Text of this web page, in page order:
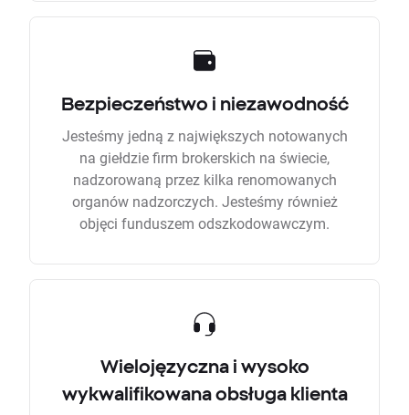
Bezpieczeństwo i niezawodność
Jesteśmy jedną z największych notowanych
na giełdzie firm brokerskich na świecie,
nadzorowaną przez kilka renomowanych
organów nadzorczych. Jesteśmy również
objęci funduszem odszkodowawczym.
Wielojęzyczna i wysoko
wykwalifikowana obsługa klienta